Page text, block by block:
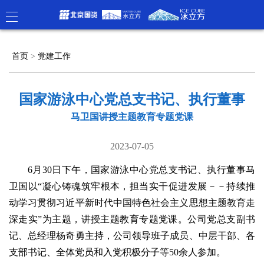
首页 > 党建工作
国家游泳中心党总支书记、执行董事
马卫国讲授主题教育专题党课
2023-07-05
6月30日下午，国家游泳中心党总支书记、执行董事马
卫国以“凝心铸魂筑牢根本，担当实干促进发展－－持续推
动学习贯彻习近平新时代中国特色社会主义思想主题教育走
深走实”为主题，讲授主题教育专题党课。公司党总支副书
记、总经理杨奇勇主持，公司领导班子成员、中层干部、各
支部书记、全体党员和入党积极分子等50余人参加。